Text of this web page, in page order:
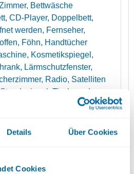
Details Über Cookies
Cookies
Bettwäsche
CD-Player, Doppelbett,
werden, Fernseher,
Föhn, Handtücher
Kosmetikspiegel,
Lärmschutzfenster,
Radio, Satelliten
Tisch- und
Toaster, Wireless Lan
Handtuchtrockner, WC